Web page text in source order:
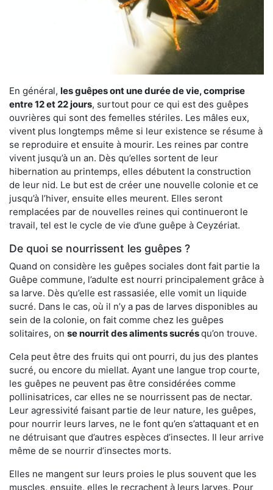
En général, les guêpes ont une durée de vie, comprise
entre 12 et 22 jours, surtout pour ce qui est des guêpes
ouvrières qui sont des femelles stériles. Les mâles eux,
vivent plus longtemps même si leur existence se résume à
se reproduire et ensuite à mourir. Les reines par contre
vivent jusqu’à un an. Dès qu’elles sortent de leur
hibernation au printemps, elles débutent la construction
de leur nid. Le but est de créer une nouvelle colonie et ce
jusqu’à l’hiver, ensuite elles meurent. Elles seront
remplacées par de nouvelles reines qui continueront le
travail, tel est le cycle de vie d’une guêpe à Ceyzériat.
De quoi se nourrissent les guêpes ?
Quand on considère les guêpes sociales dont fait partie la
Guêpe commune, l’adulte est nourri principalement grâce à
sa larve. Dès qu’elle est rassasiée, elle vomit un liquide
sucré. Dans le cas, où il n’y a pas de larves disponibles au
sein de la colonie, on fait comme chez les guêpes
solitaires, on se nourrit des aliments sucrésqu’on trouve.
Cela peut être des fruits qui ont pourri, du jus des plantes
sucré, ou encore du miellat. Ayant une langue trop courte,
les guêpes ne peuvent pas être considérées comme
pollinisatrices, car elles ne se nourrissent pas de nectar.
Leur agressivité faisant partie de leur nature, les guêpes,
pour nourrir leurs larves, ne le font qu’en s’attaquant et en
ne détruisant que d’autres espèces d’insectes. Il leur arrive
même de se nourrir d’insectes morts.
Elles ne mangent sur leurs proies le plus souvent que les
muscles, ensuite, elles le recrachent à leurs larves. Pour